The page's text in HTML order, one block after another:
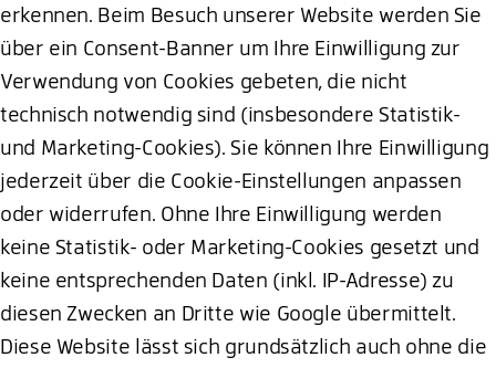
erkennen. Beim Besuch unserer Website werden Sie
über ein Consent-Banner um Ihre Einwilligung zur
Verwendung von Cookies gebeten, die nicht
technisch notwendig sind (insbesondere Statistik-
und Marketing-Cookies). Sie können Ihre Einwilligung
jederzeit über die Cookie-Einstellungen anpassen
oder widerrufen. Ohne Ihre Einwilligung werden
keine Statistik- oder Marketing-Cookies gesetzt und
keine entsprechenden Daten (inkl. IP-Adresse) zu
diesen Zwecken an Dritte wie Google übermittelt.
Diese Website lässt sich grundsätzlich auch ohne die